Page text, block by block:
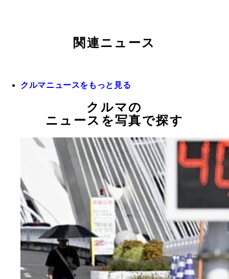
関連ニュース
クルマニュースをもっと見る
クルマの
ニュースを写真で探す